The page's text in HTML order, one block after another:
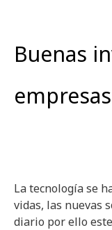
Buenas
La tecnología se
vidas, las nuevas
diario por ello